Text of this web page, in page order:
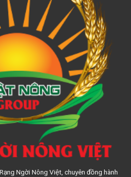
Ngời Nông Việt, chuyên đồng hành